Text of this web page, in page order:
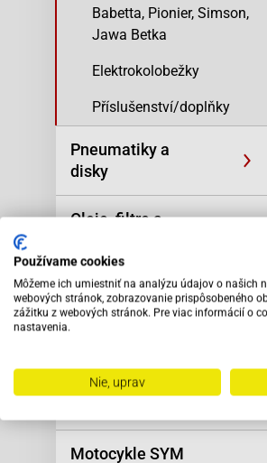
Babetta, Pionier, Simson,
Jawa Betka
Elektrokolobežky
Příslušenství/doplňky
Pneumatiky a
disky
Oleje, filtre a
Reťaze
Motocykle SYM
Používame cookies
Môžeme ich umiestniť na analýzu údajov o našich
webových stránok, zobrazovanie prispôsobeného
zážitku z webových stránok. Pre viac informácií o
nastavenia.
Nie, uprav